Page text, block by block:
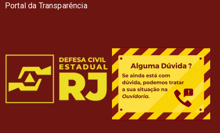
Portal da Transparência